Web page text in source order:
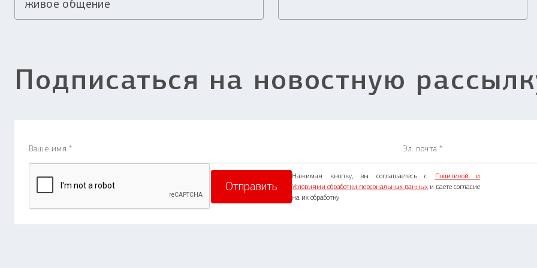
живое общение
Подписаться на новостную
Нажимая кнопку, вы соглашаетесь с
Политикой и
Условиями обработки персональных данных и даете согласие
на их обработку